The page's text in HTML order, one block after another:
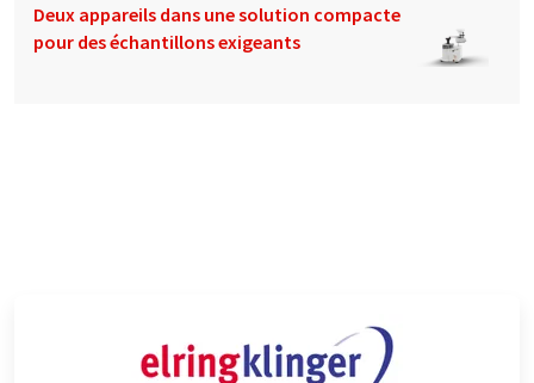
Deux appareils dans une solution compacte
pour des échantillons exigeants